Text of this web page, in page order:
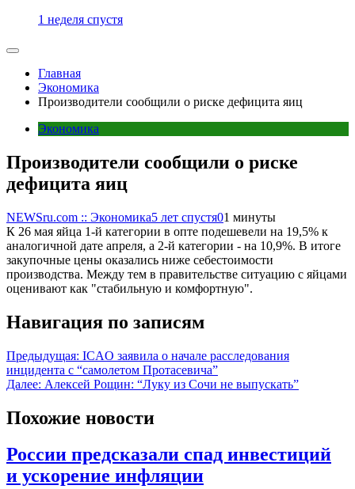
1 неделя спустя
Главная
Экономика
Производители сообщили о риске дефицита яиц
Экономика
Производители сообщили о риске
дефицита яиц
NEWSru.com :: Экономика5 лет спустя01 минуты
К 26 мая яйца 1-й категории в опте подешевели на 19,5% к
аналогичной дате апреля, а 2-й категории - на 10,9%. В итоге
закупочные цены оказались ниже себестоимости
производства. Между тем в правительстве ситуацию с яйцами
оценивают как "стабильную и комфортную".
Навигация по записям
Предыдущая: ICAO заявила о начале расследования
инцидента с “самолетом Протасевича”
Далее: Алексей Рощин: “Луку из Сочи не выпускать”
Похожие новости
России предсказали спад инвестиций
и ускорение инфляции